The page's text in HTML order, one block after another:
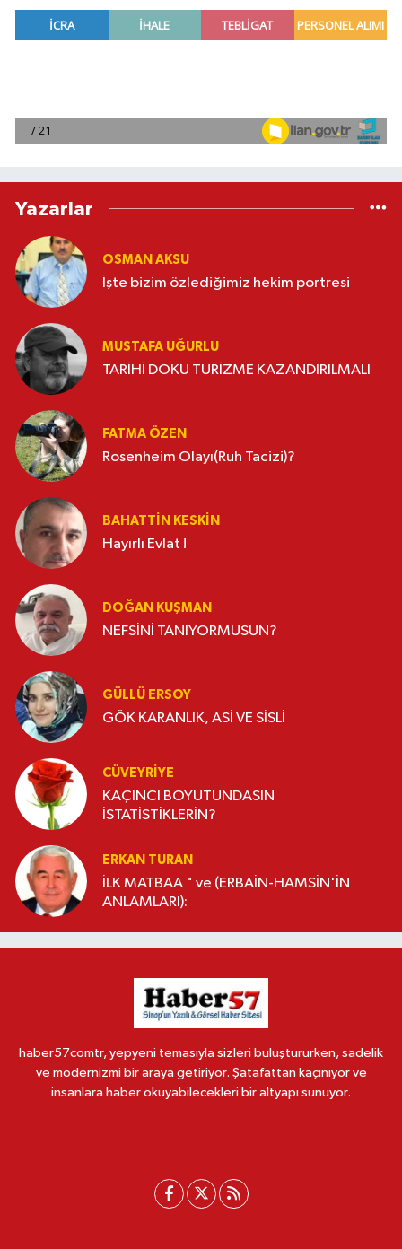
Yazarlar
OSMAN AKSU
İşte bizim özlediğimiz hekim portresi
MUSTAFA UĞURLU
TARİHİ DOKU TURİZME KAZANDIRILMALI
FATMA ÖZEN
Rosenheim Olayı(Ruh Tacizi)?
BAHATTIN KESKİN
Hayırlı Evlat !
DOĞAN KUŞMAN
NEFSİNİ TANIYORMUSUN?
GÜLLÜ ERSOY
GÖK KARANLIK, ASİ VE SİSLİ
CÜVEYRIYE
KAÇINCI BOYUTUNDASIN
İSTATİSTİKLERİN?
ERKAN TURAN
İLK MATBAA " ve (ERBAİN-HAMSİN'İN
ANLAMLARI):
haber57comtr, yepyeni temasıyla sizleri buluştururken, sadelik
ve modernizmi bir araya getiriyor. Şatafattan kaçınıyor ve
insanlara haber okuyabilecekleri bir altyapı sunuyor.